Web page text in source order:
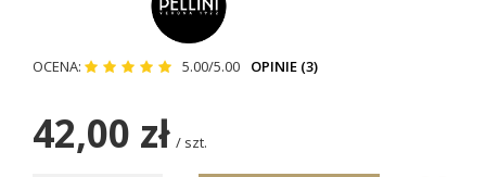
OCENA: 5.00/5.00 OPINIE (3)
42,00 zł / szt.